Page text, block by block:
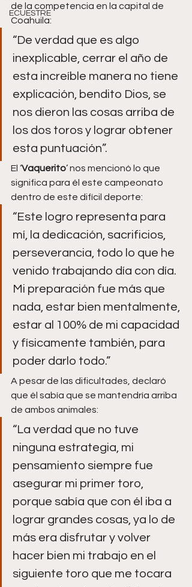
ECUESTRE
de la competencia en la capital de
Coahuila:
“De verdad que es algo
inexplicable, cerrar el año de
esta increíble manera no tiene
explicación, bendito Dios, se
nos dieron las cosas arriba de
los dos toros y lograr obtener
esta puntuación”.
El ‘Vaquerito’ nos mencionó lo que
significa para él este campeonato
dentro de este difícil deporte:
“Este logro representa para
mí, la dedicación, sacrificios,
perseverancia, todo lo que he
venido trabajando día con día.
Mi preparación fue más que
nada, estar bien mentalmente,
estar al 100% de mi capacidad
y físicamente también, para
poder darlo todo.”
A pesar de las dificultades, declaró
que él sabía que se mantendría arriba
de ambos animales:
“La verdad que no tuve
ninguna estrategia, mi
pensamiento siempre fue
asegurar mi primer toro,
porque sabía que con él iba a
lograr grandes cosas, ya lo de
más era disfrutar y volver
hacer bien mi trabajo en el
siguiente toro que me tocara